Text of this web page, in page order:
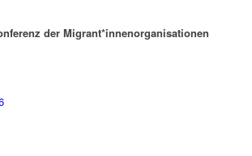
der Migrant*innenorganisationen